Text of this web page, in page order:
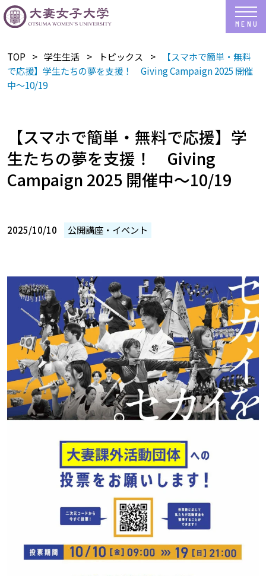
TOP 学生生活 トピックス
【スマホで簡単・無料
で応援】学生たちの夢を支援！ Giving Campaign 2025 開催
中～10/19
【スマホで簡単・無料で応援】学
生たちの夢を支援！ Giving
Campaign 2025 開催中～10/19
2025/10/10 公開講座・イベント